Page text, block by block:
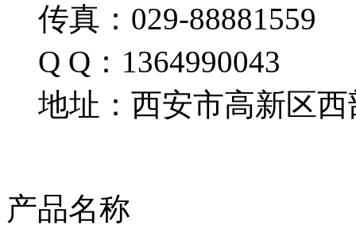
传真：029-88881559
Q Q：1364990043
地址：西安市高新区西
产品名称